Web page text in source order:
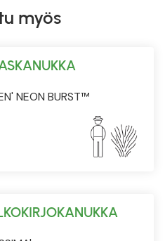
myös
NEON BURST™